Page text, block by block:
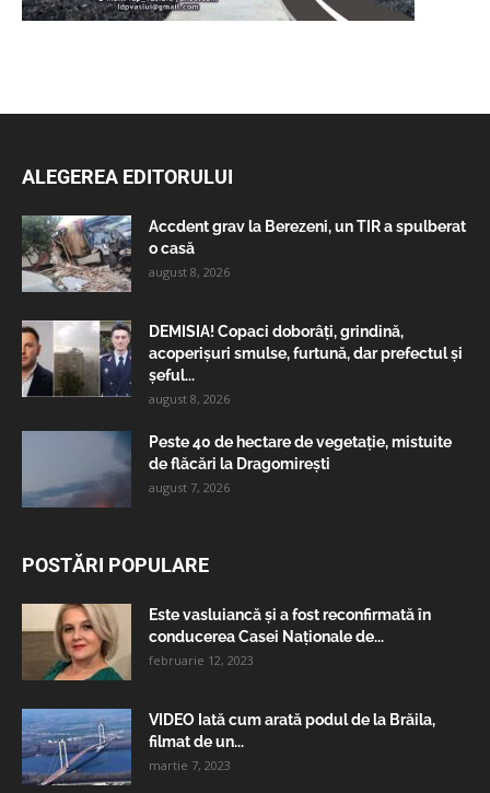
ALEGEREA EDITORULUI
Accdent grav la Berezeni, un TIR a spulberat
o casă
august 8, 2026
DEMISIA! Copaci doborâți, grindină,
acoperișuri smulse, furtună, dar prefectul și
șeful...
august 8, 2026
Peste 40 de hectare de vegetație, mistuite
de flăcări la Dragomirești
august 7, 2026
POSTĂRI POPULARE
Este vasluiancă și a fost reconfirmată în
conducerea Casei Naționale de...
februarie 12, 2023
VIDEO Iată cum arată podul de la Brăila,
filmat de un...
martie 7, 2023